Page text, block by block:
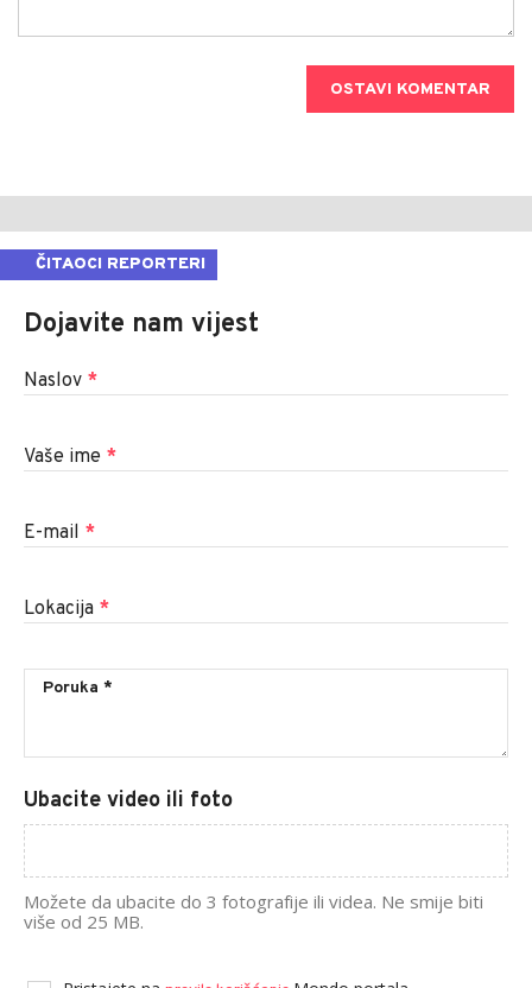
OSTAVI KOMENTAR
ČITAOCI REPORTERI
Dojavite nam vijest
Naslov *
Vaše ime *
E-mail *
Lokacija *
Ubacite video ili foto
Možete da ubacite do 3 fotografije ili videa. Ne smije biti
više od 25 MB.